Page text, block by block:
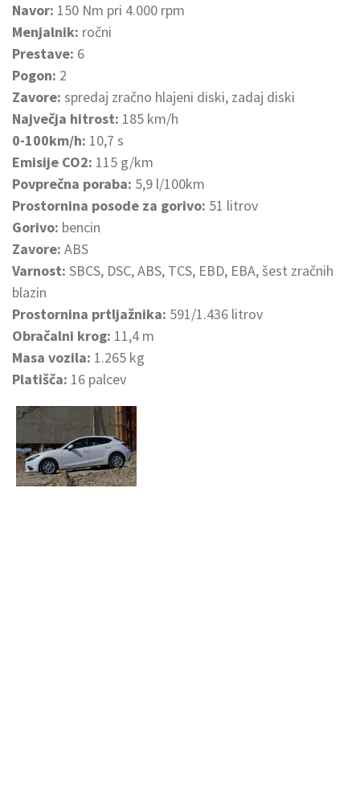
Navor: 150 Nm pri 4.000 rpm
Menjalnik: ročni
Prestave: 6
Pogon: 2
Zavore: spredaj zračno hlajeni diski, zadaj diski
Največja hitrost: 185 km/h
0-100km/h: 10,7 s
Emisije CO2: 115 g/km
Povprečna poraba: 5,9 l/100km
Prostornina posode za gorivo: 51 litrov
Gorivo: bencin
Zavore: ABS
Varnost: SBCS, DSC, ABS, TCS, EBD, EBA, šest zračnih
blazin
Prostornina prtljažnika: 591/1.436 litrov
Obračalni krog: 11,4 m
Masa vozila: 1.265 kg
Platišča: 16 palcev